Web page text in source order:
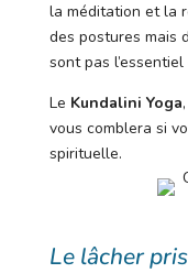
la méditation et la
des postures mais
sont pas l’essentiel
Le Kundalini Yoga
vous comblera si
spirituelle.
Le lâcher